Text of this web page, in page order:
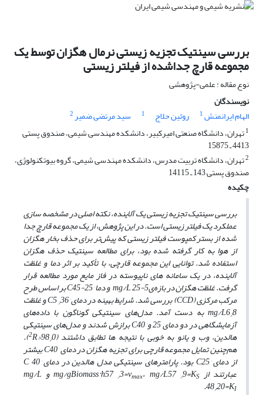
بررسی سینتیک تجزیه زیستی نرمال هگزان توسط یک
مجموعه قارچ جداشده از فیلتر زیستی
نوع مقاله : علمی-پژوهشی
نویسندگان
الهام ایرانمنش1 روئین حلاج 1 سید مرتضی ضمیر2
1تهران، دانشگاه صنعتی امیرکبیر، دانشکده مهندسی شیمی، صندوق پستی
4413 ـ 15875
2تهران، دانشگاه تربیت مدرس، دانشکده مهندسی شیمی، گروه بیوتکنولوژی،
صندوق پستی 143 ـ 14115
چکیده
بررسی سینتیک تجزیه زیستی یک آلاینده‌، نکته اصلی در مشخصه سازی
عملکرد یک فیلتر زیستی است. در این پژوهش، از یک مجموعه قارچ جدا
شده از بستر کمپوست فیلتر زیستی که پیش‌تر برای حذف بخار هگزان
از هوا به کار گرفته شده بود، برای مطالعه سینتیک حذف هگزان
استفاده شد. توانایی این مجموعه قارچی، با تأکید بر اثر دما و غلظت
آلاینده، در یک سامانه ‌های ناپیوسته در فاز مایع مورد مطالعه قرار
گرفت. غلظت هگزان در بازه‌ی mg/L25-5 و دما C45-25 بر اساس طرح
مرکب مرکزی (CCD) بررسی شد. شرایط بهینه در دمای°
C5/36 و غلظت
mg/L6/ 8 به دست آمد. مدل‌های سینتیکی گوناگون با داده‌های
آزمایشگاهی در دو دمای 25 و °
C40 برازش شدند و مدل‌های سینتیکی
هالدین، وب و یانو به خوبی با نتیجه ‌ها تطابق داشتند (98 /0<
2R
).
هم‌چنین تمایل مجموعه قارچی برای تجزیه هگزان در دمای°
C40 بیشتر
از دمای°
C25 بود. پارامترهای سینتیکی مدل هالدین در دمای °
C40
عبارتند از mg/gBiomass·h57 /3=νmax، mg/L57 /9=KS و mg/L
48/20=KI
.